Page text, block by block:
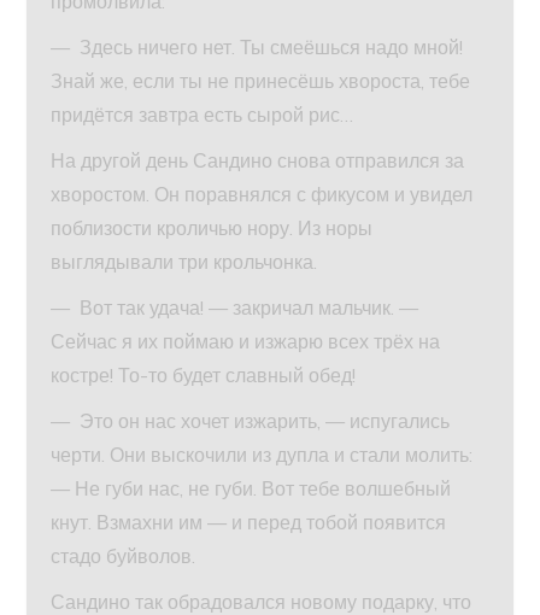
— Здесь ничего нет. Ты смеёшься надо мной!
Знай же, если ты не принесёшь хвороста, тебе
придётся завтра есть сырой рис…
На другой день Сандино снова отправился за
хворостом. Он поравнялся с фикусом и увидел
поблизости кроличью нору. Из норы
выглядывали три крольчонка.
— Вот так удача! — закричал мальчик. —
Сейчас я их поймаю и изжарю всех трёх на
костре! То-то будет славный обед!
— Это он нас хочет изжарить, — испугались
черти. Они выскочили из дупла и стали молить:
— Не губи нас, не губи. Вот тебе волшебный
кнут. Взмахни им — и перед тобой появится
стадо буйволов.
Сандино так обрадовался новому подарку, что